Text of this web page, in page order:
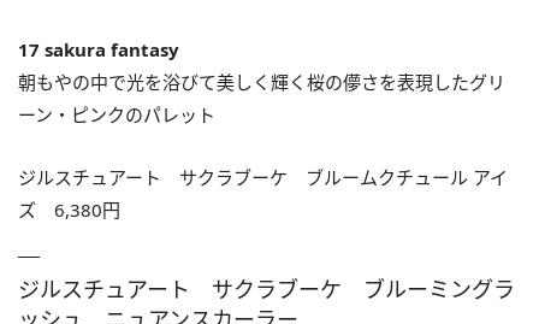
17 sakura fantasy
朝もやの中で光を浴びて美しく輝く桜の儚さを表現したグリ
ーン・ピンクのパレット
ジルスチュアート サクラブーケ ブルームクチュール アイ
ズ 6,380円
ジルスチュアート サクラブーケ ブルーミングラ